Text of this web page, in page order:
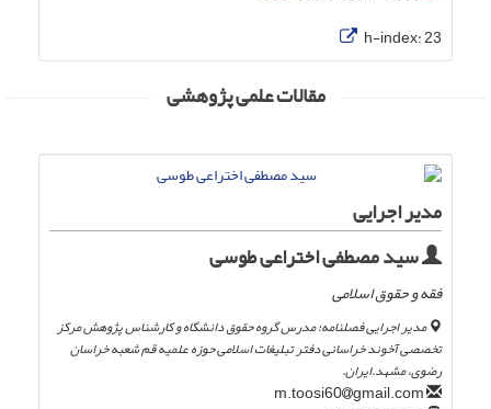
h-index:23
مقالات علمی پژوهشی
مدیر اجرایی
سید مصطفی اختراعی طوسی
فقه و حقوق اسلامی
مدیر اجرایی فصلنامه؛ مدرس گروه حقوق دانشگاه و کارشناس پژوهش مرکز
تخصصی آخوند خراسانی دفتر تبلیغات اسلامی حوزه علمیه قم شعبه خراسان
رضوی، مشهد.ایران.
gmail.com